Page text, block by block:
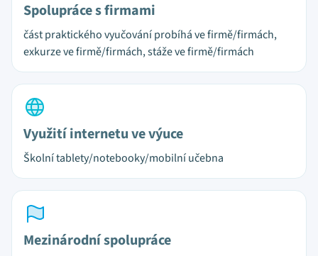
Spolupráce s firmami
část praktického vyučování probíhá ve firmě/firmách,
exkurze ve firmě/firmách, stáže ve firmě/firmách
Využití internetu ve výuce
Školní tablety/notebooky/mobilní učebna
Mezinárodní spolupráce